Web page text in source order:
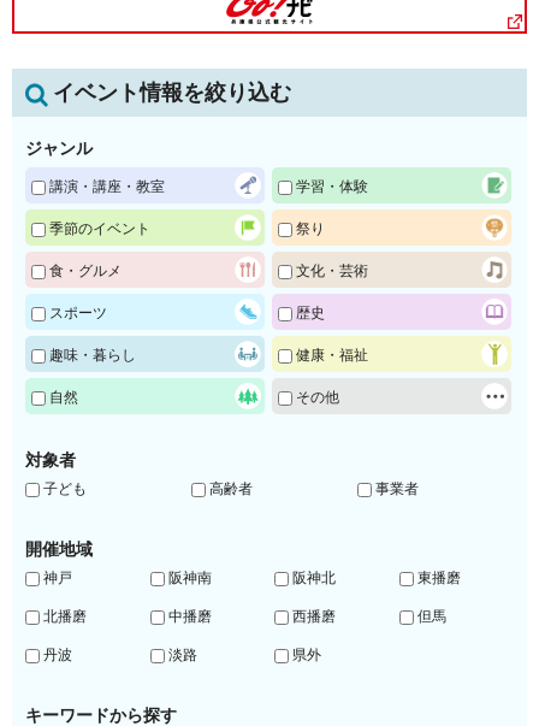
イベント情報を絞り込む
ジャンル
講演・講座・教室 学習・体験
季節のイベント 祭り
食・グルメ 文化・芸術
スポーツ 歴史
趣味・暮らし 健康・福祉
自然 その他
対象者
子ども 高齢者 事業者
開催地域
神戸 阪神南 阪神北 東播磨
北播磨 中播磨 西播磨 但馬
丹波 淡路 県外
キーワードから探す